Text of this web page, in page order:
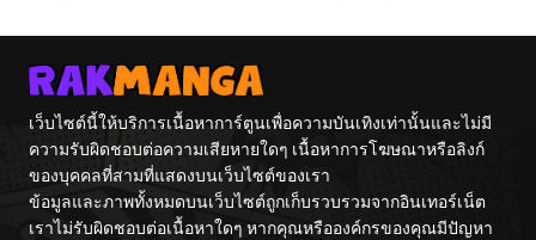
Tag Otome
เว็บไซต์นี้ให้บริการเนื้อหาการ์ตูนเพื่อความบันเทิงเท่านั้นและไม่มี
ความรับผิดชอบต่อความเสียหายใดๆ เนื้อหาการโฆษณาหรือลิงก์
ของบุคคลที่สามที่แสดงบนเว็บไซต์ของเรา
ข้อมูลและภาพทั้งหมดบนเว็บไซต์ถูกเก็บรวบรวมจากอินเทอร์เน็ต
เราไม่รับผิดชอบต่อเนื้อหาใดๆ หากคุณหรือองค์กรของคุณมีปัญหา